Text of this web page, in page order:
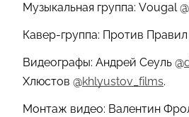
Музыкальная группа: Vougal @
Кавер-группа: Против Правил
Видеографы: Андрей Сеуль @
Хлюстов @khlyustov_films.
Монтаж видео: Валентин